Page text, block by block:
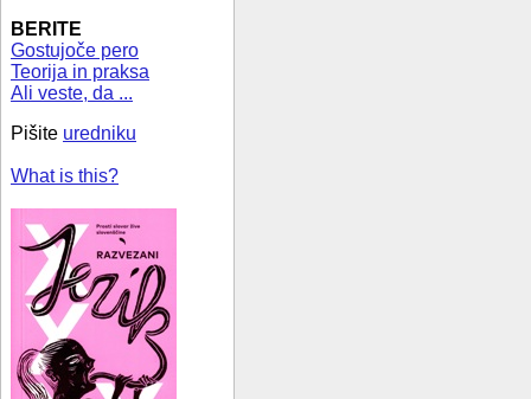
BERITE
Gostujoče pero
Teorija in praksa
Ali veste, da ...
Pišite uredniku
What is this?